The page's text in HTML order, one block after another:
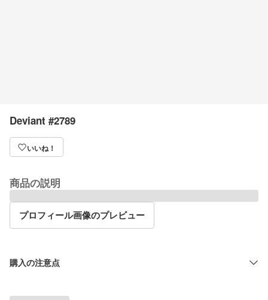
Deviant #2789
いいね！
商品の説明
プロフィール画像のプレビュー
購入の注意点